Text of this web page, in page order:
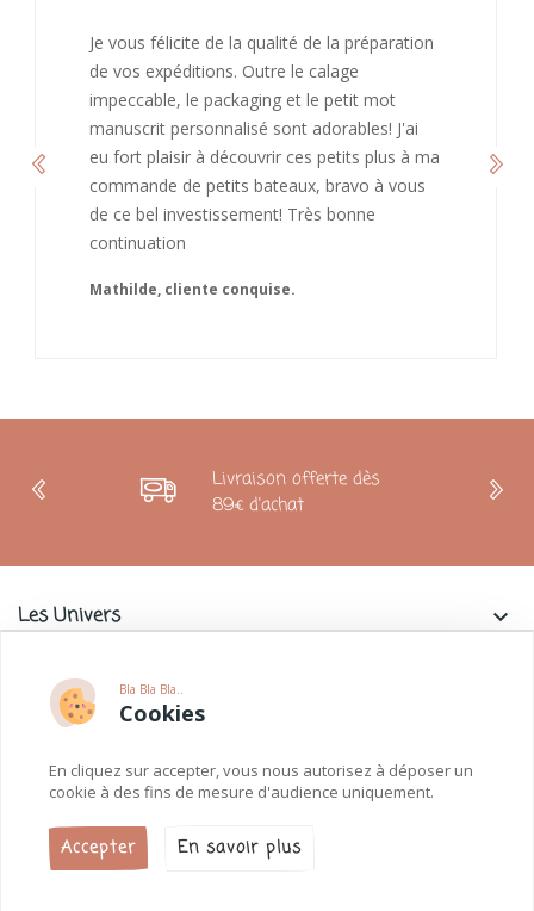
Bla Bla Bla..
Cookies
En cliquez sur accepter, vous nous autorisez à déposer un
cookie à des fins de mesure d'audience uniquement.
Accepter En savoir plus
Je vous félicite de la qualité de la préparation
de vos expéditions. Outre le calage
impeccable, le packaging et le petit mot
manuscrit personnalisé sont adorables! J'ai
eu fort plaisir à découvrir ces petits plus à ma
commande de petits bateaux, bravo à vous
de ce bel investissement! Très bonne
continuation
Mathilde, cliente conquise.
Livraison offerte dès
89€ d'achat
Les Univers
keyboard_arrow_down
Charlie & La Petite Souris
Informations
Paiements
Charlie et la petite souris © 2026.